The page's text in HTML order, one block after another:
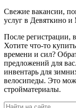
Свежие вакансии,
услуг в Девяткино
После регистрации,
Хотите что-то
времени и сил?
предложений для
инвентарь для
велосипеды. Это
стройматериалы.